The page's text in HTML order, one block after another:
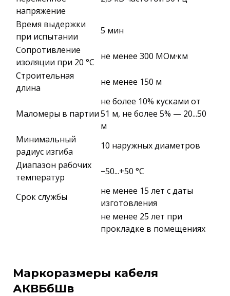
напряжение
Время выдержки
при испытании
5 мин
Сопротивление
изоляции при 20 °С
не менее 300 МОм·км
Строительная
длина
не менее 150 м
Маломеры в партии
не более 10% кусками от
51 м, не более 5% — 20...50
м
Минимальный
радиус изгиба
10 наружных диаметров
Диапазон рабочих
температур
−50...+50 °C
Срок службы
не менее 15 лет с даты
изготовления
не менее 25 лет при
прокладке в помещениях
Маркоразмеры кабеля
АКВБбШв